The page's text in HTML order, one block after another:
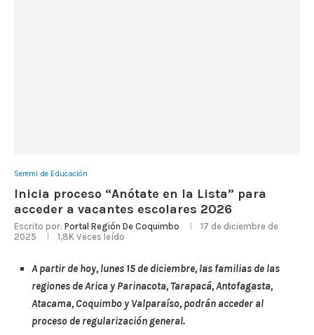
Seremi de Educación
Inicia proceso “Anótate en la Lista” para
acceder a vacantes escolares 2026
Escrito por: Portal Región De Coquimbo
17 de diciembre de
2025
1,8K Veces leído
A partir de hoy, lunes 15 de diciembre, las familias de las
regiones de Arica y Parinacota, Tarapacá, Antofagasta,
Atacama, Coquimbo y Valparaíso, podrán acceder al
proceso de regularización general.